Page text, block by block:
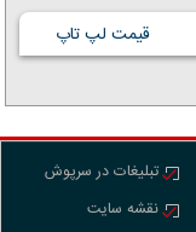
قیمت لپ تاپ
تبلیغات در سرپوش
نقشه سایت